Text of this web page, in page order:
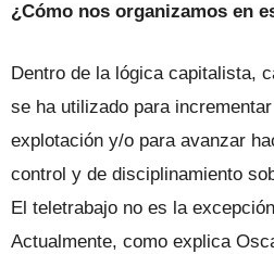
¿Cómo nos organizamos en
Dentro de la lógica capitalista,
se ha utilizado para
explotación y/o para avanzar
control y de disciplinamiento
El teletrabajo no es la
Actualmente, como explica